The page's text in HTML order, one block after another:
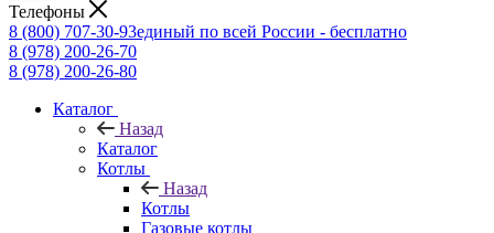
Телефоны
8 (800) 707-30-93единый по всей России - бесплатно
8 (978) 200-26-70
8 (978) 200-26-80
Каталог
Назад
Каталог
Котлы
Назад
Котлы
Газовые котлы